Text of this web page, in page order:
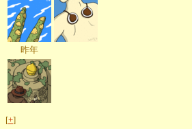
昨年
[+]